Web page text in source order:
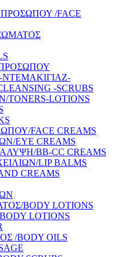
/FACE
-SCRUBS
LOTIONS
FACE CREAMS
EYE CREAMS
BB-CC CREAMS
LIP BALMS
CREAMS
BODY LOTIONS
LOTIONS
/BODY OILS